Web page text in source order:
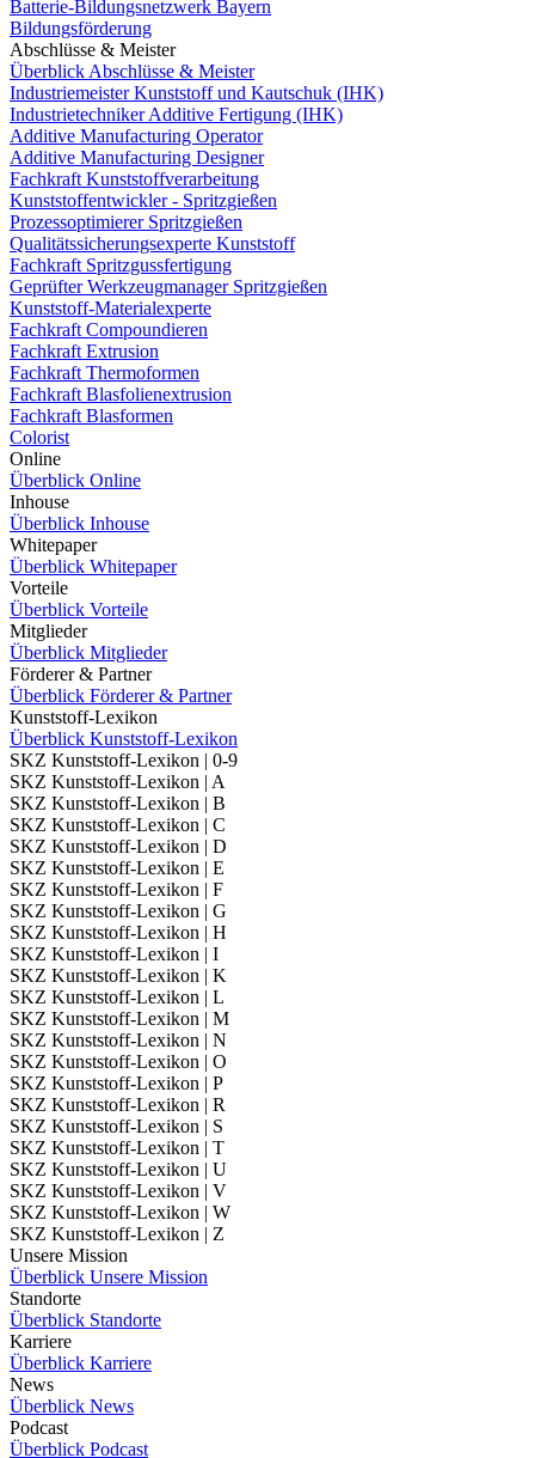
Batterie-Bildungsnetzwerk Bayern
Bildungsförderung
Abschlüsse & Meister
Überblick Abschlüsse & Meister
Industriemeister Kunststoff und Kautschuk (IHK)
Industrietechniker Additive Fertigung (IHK)
Additive Manufacturing Operator
Additive Manufacturing Designer
Fachkraft Kunststoffverarbeitung
Kunststoffentwickler - Spritzgießen
Prozessoptimierer Spritzgießen
Qualitätssicherungsexperte Kunststoff
Fachkraft Spritzgussfertigung
Geprüfter Werkzeugmanager Spritzgießen
Kunststoff-Materialexperte
Fachkraft Compoundieren
Fachkraft Extrusion
Fachkraft Thermoformen
Fachkraft Blasfolienextrusion
Fachkraft Blasformen
Colorist
Online
Überblick Online
Inhouse
Überblick Inhouse
Whitepaper
Überblick Whitepaper
Vorteile
Überblick Vorteile
Mitglieder
Überblick Mitglieder
Förderer & Partner
Überblick Förderer & Partner
Kunststoff-Lexikon
Überblick Kunststoff-Lexikon
SKZ Kunststoff-Lexikon | 0-9
SKZ Kunststoff-Lexikon | A
SKZ Kunststoff-Lexikon | B
SKZ Kunststoff-Lexikon | C
SKZ Kunststoff-Lexikon | D
SKZ Kunststoff-Lexikon | E
SKZ Kunststoff-Lexikon | F
SKZ Kunststoff-Lexikon | G
SKZ Kunststoff-Lexikon | H
SKZ Kunststoff-Lexikon | I
SKZ Kunststoff-Lexikon | K
SKZ Kunststoff-Lexikon | L
SKZ Kunststoff-Lexikon | M
SKZ Kunststoff-Lexikon | N
SKZ Kunststoff-Lexikon | O
SKZ Kunststoff-Lexikon | P
SKZ Kunststoff-Lexikon | R
SKZ Kunststoff-Lexikon | S
SKZ Kunststoff-Lexikon | T
SKZ Kunststoff-Lexikon | U
SKZ Kunststoff-Lexikon | V
SKZ Kunststoff-Lexikon | W
SKZ Kunststoff-Lexikon | Z
Unsere Mission
Überblick Unsere Mission
Standorte
Überblick Standorte
Karriere
Überblick Karriere
News
Überblick News
Podcast
Überblick Podcast